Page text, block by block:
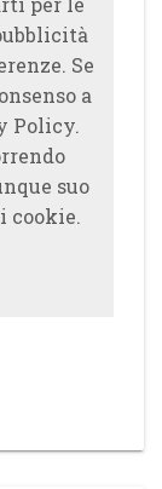
Se
a
Policy.
suo
cookie.